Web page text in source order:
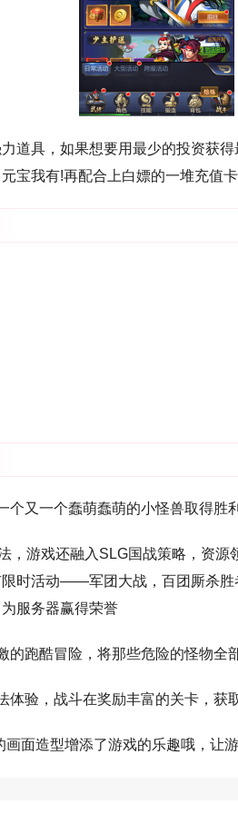
道具，如果想要用最少的投资获
宝我有!再配合上白嫖的一堆充值
个又一个蠢萌蠢萌的小怪兽取得胜
，游戏还融入SLG国战策略，资源
时活动——军团大战，百团厮杀
服务器赢得荣誉
的跑酷冒险，将那些危险的怪物全
体验，战斗在奖励丰富的关卡，获
面造型增添了游戏的乐趣哦，让